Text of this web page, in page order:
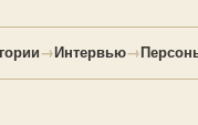
→Интервью→